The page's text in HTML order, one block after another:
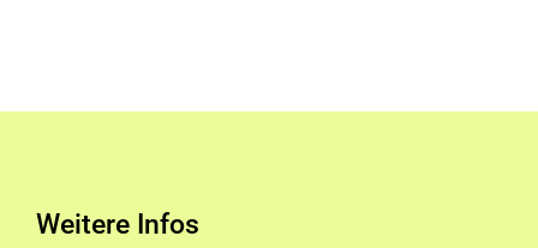
Weitere Infos